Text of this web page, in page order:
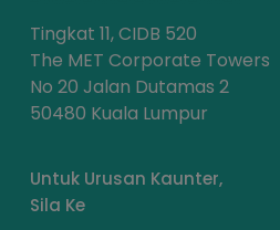
Tingkat 11, CIDB 520
The MET Corporate Towers
No 20 Jalan Dutamas 2
50480 Kuala Lumpur
Untuk Urusan Kaunter,
Sila Ke